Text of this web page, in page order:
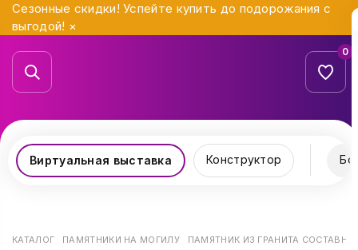
Сезонные скидки! Успейте купить до подорожания с
выгодой! ×
0
Виртуальная выставка Конструктор
КАТАЛОГ ПАМЯТНИКИ НА МОГИЛУ ПАМЯТНИК ИЗ ГРАНИТА